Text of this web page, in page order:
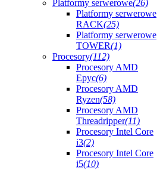
Platformy serwerowe(26)
Platformy serwerowe
RACK(25)
Platformy serwerowe
TOWER(1)
Procesory(112)
Procesory AMD
Epyc(6)
Procesory AMD
Ryzen(58)
Procesory AMD
Threadripper(11)
Procesory Intel Core
i3(2)
Procesory Intel Core
i5(10)